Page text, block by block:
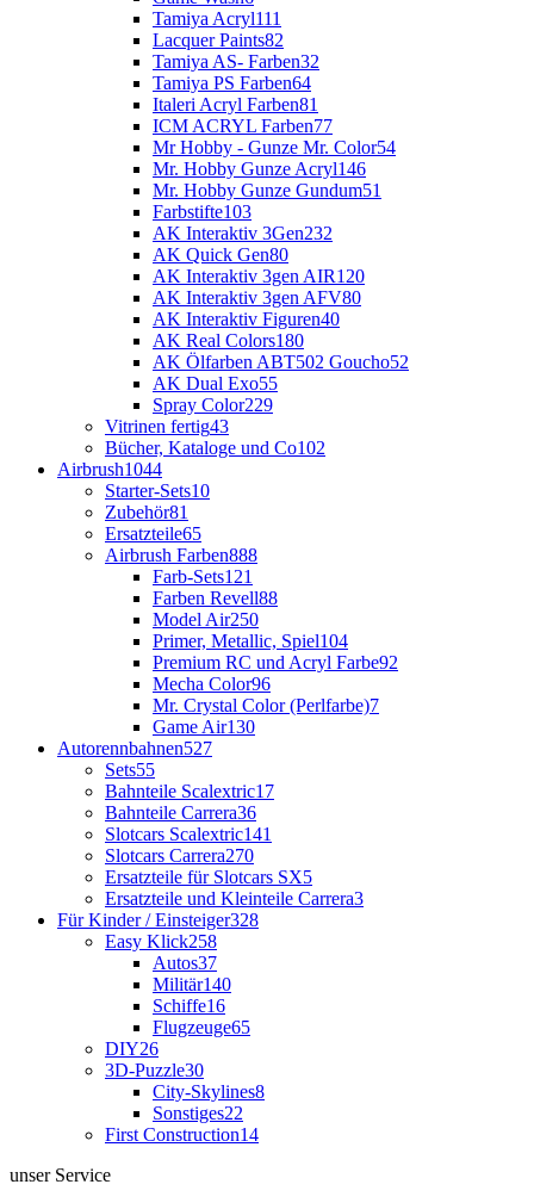
Tamiya Acryl111
Lacquer Paints82
Tamiya AS- Farben32
Tamiya PS Farben64
Italeri Acryl Farben81
ICM ACRYL Farben77
Mr Hobby - Gunze Mr. Color54
Mr. Hobby Gunze Acryl146
Mr. Hobby Gunze Gundum51
Farbstifte103
AK Interaktiv 3Gen232
AK Quick Gen80
AK Interaktiv 3gen AIR120
AK Interaktiv 3gen AFV80
AK Interaktiv Figuren40
AK Real Colors180
AK Ölfarben ABT502 Goucho52
AK Dual Exo55
Spray Color229
Vitrinen fertig43
Bücher, Kataloge und Co102
Airbrush1044
Starter-Sets10
Zubehör81
Ersatzteile65
Airbrush Farben888
Farb-Sets121
Farben Revell88
Model Air250
Primer, Metallic, Spiel104
Premium RC und Acryl Farbe92
Mecha Color96
Mr. Crystal Color (Perlfarbe)7
Game Air130
Autorennbahnen527
Sets55
Bahnteile Scalextric17
Bahnteile Carrera36
Slotcars Scalextric141
Slotcars Carrera270
Ersatzteile für Slotcars SX5
Ersatzteile und Kleinteile Carrera3
Für Kinder / Einsteiger328
Easy Klick258
Autos37
Militär140
Schiffe16
Flugzeuge65
DIY26
3D-Puzzle30
City-Skylines8
Sonstiges22
First Construction14
unser Service